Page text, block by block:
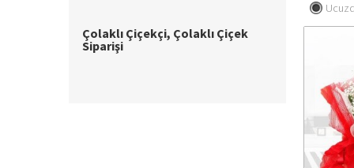
Çolaklı Çiçekçi, Çolaklı Çiçek
Siparişi